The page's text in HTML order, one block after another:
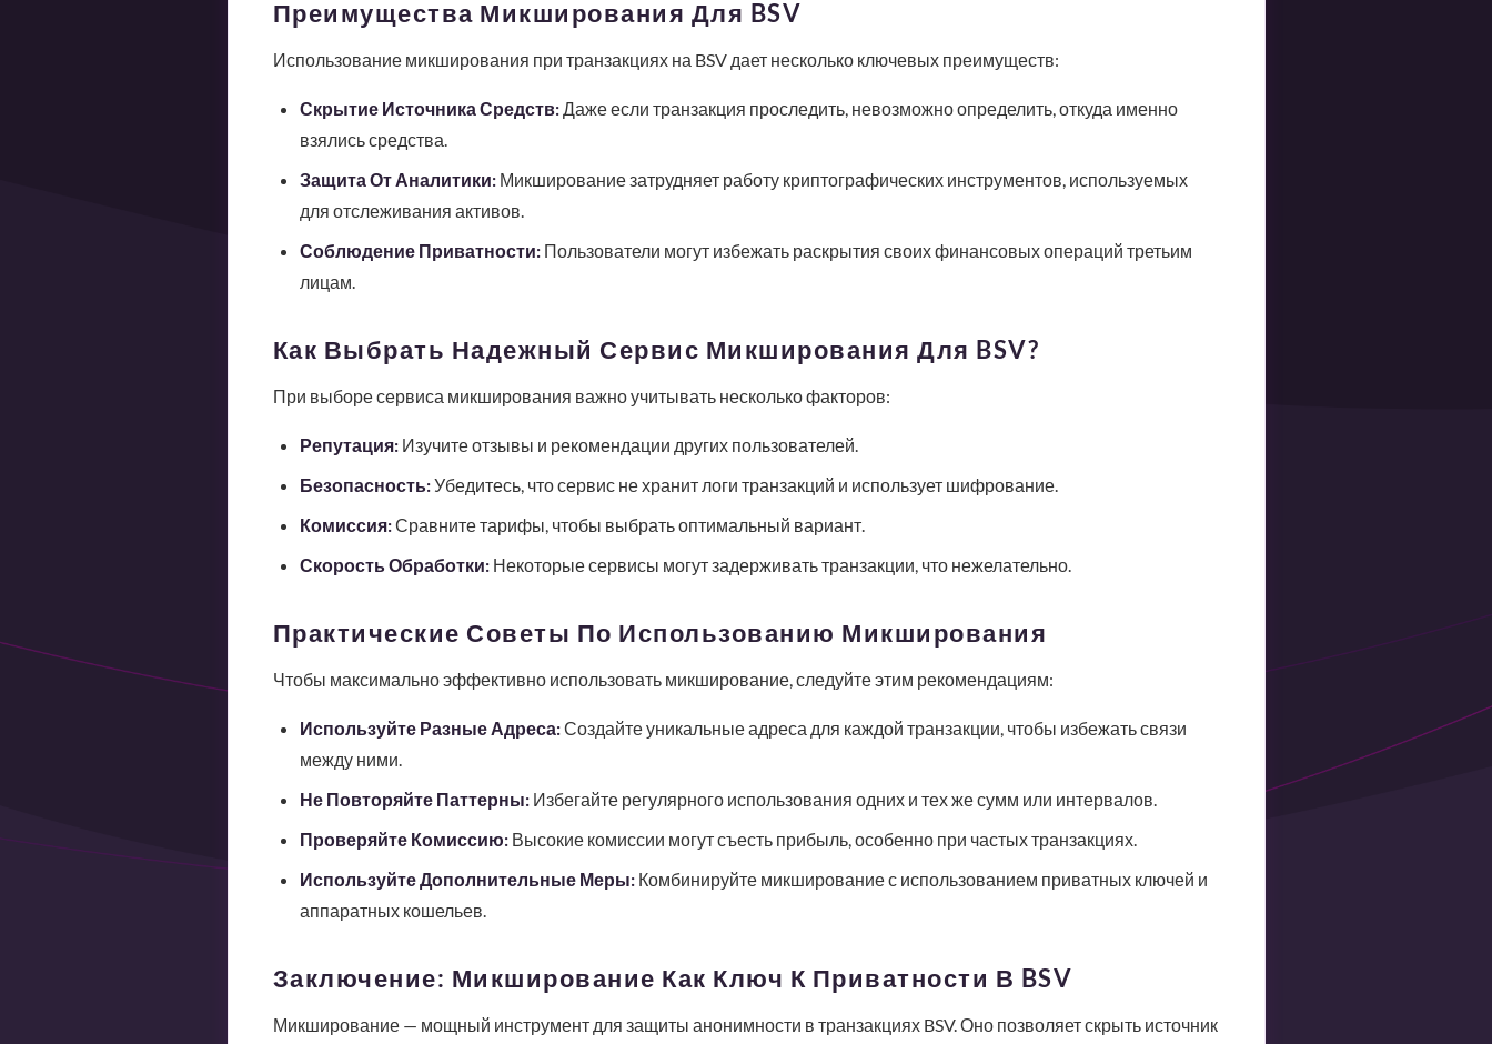
Преимущества Микширования Для BSV
Использование микширования при транзакциях на BSV дает несколько ключевых преимуществ:
Скрытие Источника Средств:Даже если транзакция проследить, невозможно определить, откуда именно
взялись средства.
Защита От Аналитики:Микширование затрудняет работу криптографических инструментов, используемых
для отслеживания активов.
Соблюдение Приватности:Пользователи могут избежать раскрытия своих финансовых операций третьим
лицам.
Как Выбрать Надежный Сервис Микширования Для BSV?
При выборе сервиса микширования важно учитывать несколько факторов:
Репутация:Изучите отзывы и рекомендации других пользователей.
Безопасность:Убедитесь, что сервис не хранит логи транзакций и использует шифрование.
Комиссия:Сравните тарифы, чтобы выбрать оптимальный вариант.
Скорость Обработки:Некоторые сервисы могут задерживать транзакции, что нежелательно.
Практические Советы По Использованию Микширования
Чтобы максимально эффективно использовать микширование, следуйте этим рекомендациям:
Используйте Разные Адреса:Создайте уникальные адреса для каждой транзакции, чтобы избежать связи
между ними.
Не Повторяйте Паттерны:Избегайте регулярного использования одних и тех же сумм или интервалов.
Проверяйте Комиссию:Высокие комиссии могут съесть прибыль, особенно при частых транзакциях.
Используйте Дополнительные Меры:Комбинируйте микширование с использованием приватных ключей и
аппаратных кошельев.
Заключение: Микширование Как Ключ К Приватности В BSV
Микширование — мощный инструмент для защиты анонимности в транзакциях BSV. Оно позволяет скрыть источник